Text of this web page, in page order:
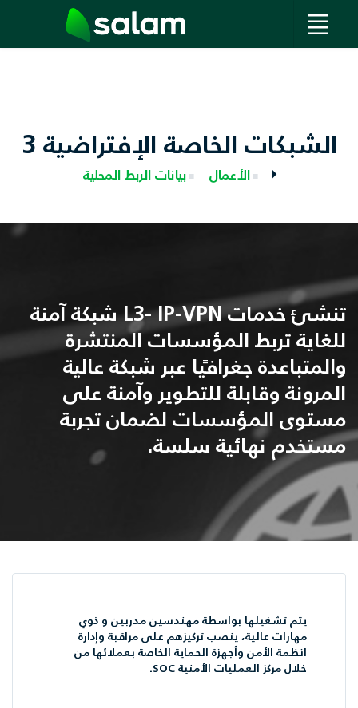
الشبكات الخاصة الإفتراضية 3
الأعمال بيانات الربط المحلية
تنشئ خدمات L3- IP-VPN شبكة آمنة
للغاية تربط المؤسسات المنتشرة
والمتباعدة جغرافيًا عبر شبكة عالية
المرونة وقابلة للتطوير وآمنة على
مستوى المؤسسات لضمان تجربة
مستخدم نهائية سلسة.
يتم تشغيلها بواسطة مهندسين مدربين و ذوي
مهارات عالية، ينصب تركيزهم على مراقبة وإدارة
انظمة الأمن وأجهزة الحماية الخاصة بعملائها من
خلال مركز العمليات الأمنية SOC.